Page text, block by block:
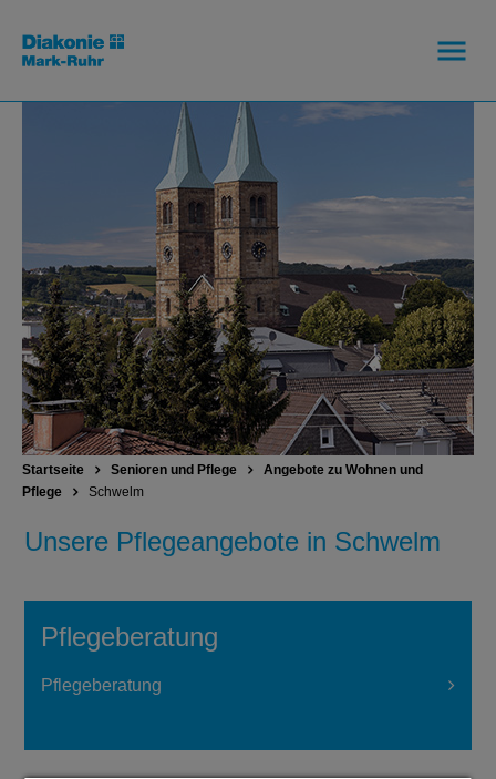
Startseite Senioren und Pflege
Angebote zu Wohnen und
Pflege
Schwelm
Unsere Pflegeangebote in Schwelm
Pflegeberatung
Pflegeberatung